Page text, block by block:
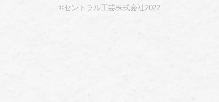
©セントラル工芸株式会社2022